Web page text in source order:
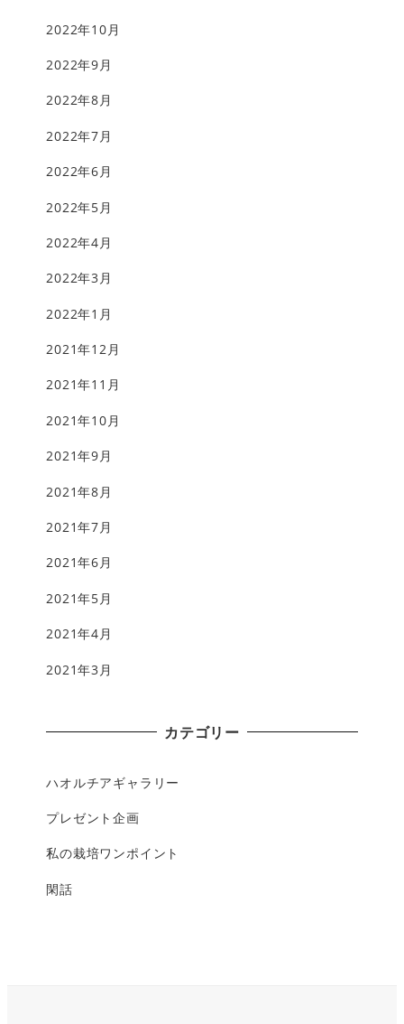
2022年10月
2022年9月
2022年8月
2022年7月
2022年6月
2022年5月
2022年4月
2022年3月
2022年1月
2021年12月
2021年11月
2021年10月
2021年9月
2021年8月
2021年7月
2021年6月
2021年5月
2021年4月
2021年3月
カテゴリー
ハオルチアギャラリー
プレゼント企画
私の栽培ワンポイント
閑話